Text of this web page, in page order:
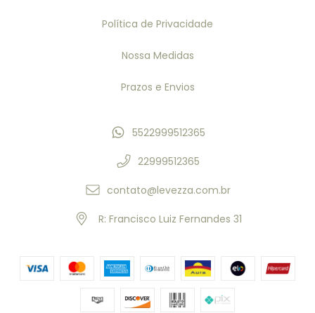
Política de Privacidade
Nossa Medidas
Prazos e Envios
5522999512365
22999512365
contato@levezza.com.br
R: Francisco Luiz Fernandes 31